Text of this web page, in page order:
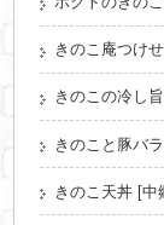
きのこ庵つけ
きのこの冷し
きのこと豚バ
きのこ天丼 [中